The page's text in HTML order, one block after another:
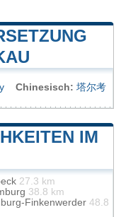
Chinesisch: 塔尔考
IM
27.3 km
38.8 km
Finkenwerder 48.8